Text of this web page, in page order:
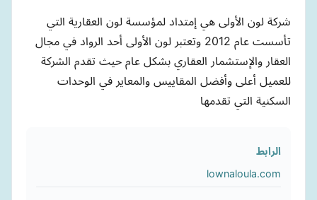
شركة لون الأولى هي إمتداد لمؤسسة لون العقارية التي
تأسست عام 2012 وتعتبر لون الأولى أحد الرواد في مجال
العقار والإستشمار العقاري بشكل عام حيث تقدم الشركة
للعميل أعلى وأفضل المقاييس والمعاير في الوحدات
السكنية التي تقدمها
الرابط
lownaloula.com